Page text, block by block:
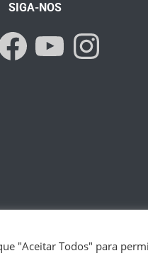
SIGA-NOS
"Aceitar Todos" para